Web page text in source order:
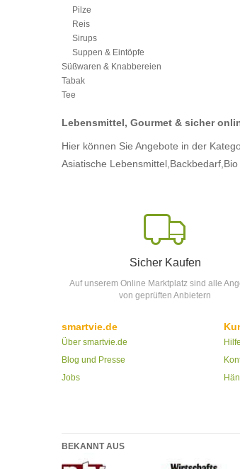
Pilze
Reis
Sirups
Suppen & Eintöpfe
Süßwaren & Knabbereien
Tabak
Tee
Lebensmittel, Gourmet & sicher
Hier können Sie Angebote in der
Asiatische Lebensmittel, Backbedarf,
Sicher Kaufen
Auf unserem Online Marktplatz sind alle
von geprüften Anbietern
smartvie.de
Über smartvie.de
Blog und Presse
Jobs
BEKANNT AUS